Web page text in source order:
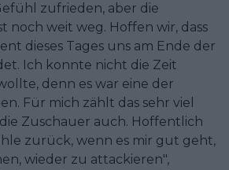
zufrieden, aber die
noch weit weg. Hoffen wir, dass
dieses Tages uns am Ende der
Ich konnte nicht die Zeit
denn es war eine der
Für mich zählt das sehr viel
Zuschauer auch. Hoffentlich
zurück, wenn es mir gut geht,
wieder zu attackieren",